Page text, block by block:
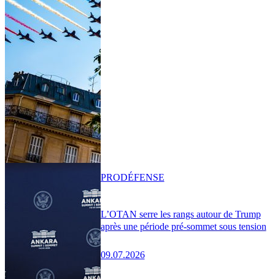
L’OTAN serre les rangs autour de Trump
après une période pré-sommet sous tension
09.07.2026
PRODÉFENSE